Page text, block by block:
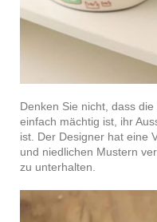
Denken Sie nicht, dass
einfach mächtig ist, ihr
ist. Der Designer hat eine
und niedlichen Mustern
zu unterhalten.